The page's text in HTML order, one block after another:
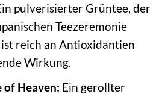
pulverisierter Grüntee, der
Teezeremonie
reich an Antioxidantien
Wirkung.
of Heaven: Ein gerollter